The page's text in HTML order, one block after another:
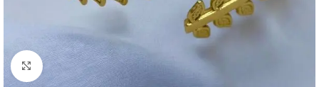
Click to enlarge